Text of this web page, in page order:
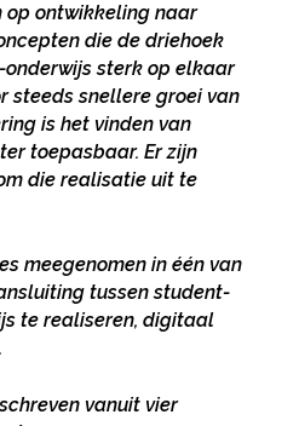
op ontwikkeling naar
die de driehoek
sterk op elkaar
steeds snellere groei van
is het vinden van
toepasbaar. Er zijn
die realisatie uit te
meegenomen in één van
tussen student-
te realiseren, digitaal
vanuit vier